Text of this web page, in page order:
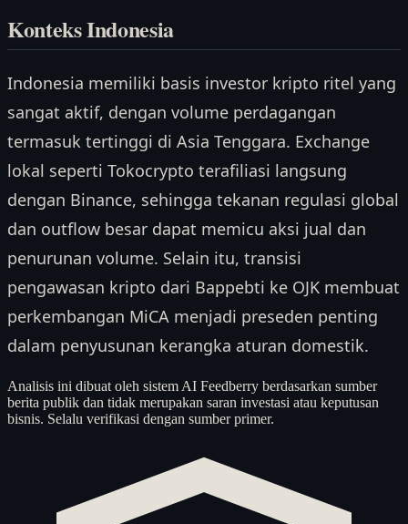
Konteks Indonesia
Indonesia memiliki basis investor kripto ritel yang
sangat aktif, dengan volume perdagangan
termasuk tertinggi di Asia Tenggara. Exchange
lokal seperti Tokocrypto terafiliasi langsung
dengan Binance, sehingga tekanan regulasi global
dan outflow besar dapat memicu aksi jual dan
penurunan volume. Selain itu, transisi
pengawasan kripto dari Bappebti ke OJK membuat
perkembangan MiCA menjadi preseden penting
dalam penyusunan kerangka aturan domestik.
Analisis ini dibuat oleh sistem AI Feedberry berdasarkan sumber
berita publik dan tidak merupakan saran investasi atau keputusan
bisnis. Selalu verifikasi dengan sumber primer.